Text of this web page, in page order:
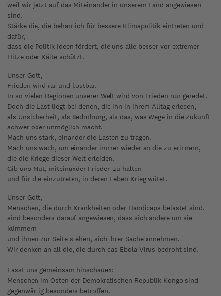
weil wir jetzt auf das Miteinander in unserem Land angewiesen
sind.
Stärke die, die beharrlich für bessere Klimapolitik eintreten und
dafür,
dass die Politik Ideen fördert, die uns alle besser vor extremer
Hitze oder Kälte schützt.
Unser Gott,
Frieden wird rar und kostbar.
In so vielen Regionen unserer Welt wird von Frieden nur geredet.
Doch die Last liegt bei denen, die ihn in ihrem Alltag erleben,
als Unsicherheit, als Bedrohung, als das, was Wege in die Zukunft
schwer oder unmöglich macht.
Mach uns stark, einander die Lasten zu tragen.
Mach uns wach, um einander immer wieder an die zu erinnern,
die die Kriege dieser Welt erleiden.
Gib uns Mut, miteinander Frieden zu halten
und für die einzutreten, in deren Leben Krieg wütet.
Unser Gott,
Menschen, die durch Krankheiten oder Handicaps belastet sind,
sind besonders darauf angewiesen, dass sich andere um sie
kümmern
und ihnen zur Seite stehen, sich ihrer Sache annehmen.
Wir denken an all die, die durch das Ebola-Virus bedroht sind.
Lasst uns gemeinsam hinschauen:
Menschen im Osten der Demokratischen Republik Kongo sind
gegenwärtig besonders betroffen.